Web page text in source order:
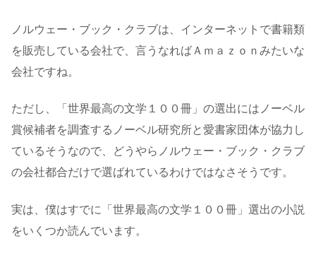
ノルウェー・ブック・クラブは、インターネットで書籍類
を販売している会社で、言うなればＡｍａｚｏｎみたいな
会社ですね。
ただし、「世界最高の文学１００冊」の選出にはノーベル
賞候補者を調査するノーベル研究所と愛書家団体が協力し
ているそうなので、どうやらノルウェー・ブック・クラブ
の会社都合だけで選ばれているわけではなさそうです。
実は、僕はすでに「世界最高の文学１００冊」選出の小説
をいくつか読んでいます。